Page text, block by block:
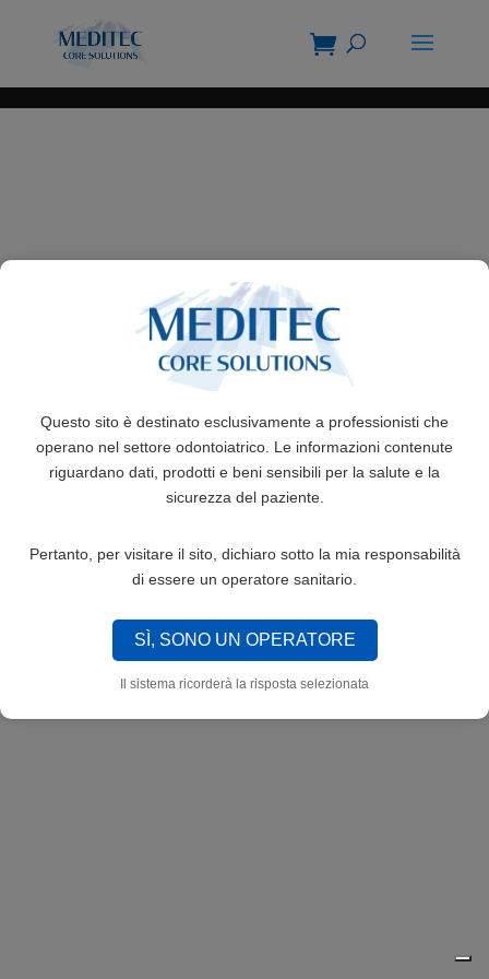
Questo sito è destinato esclusivamente a professionisti che
operano nel settore odontoiatrico. Le informazioni contenute
riguardano dati, prodotti e beni sensibili per la salute e la
sicurezza del paziente.
Pertanto, per visitare il sito, dichiaro sotto la mia responsabilità
di essere un operatore sanitario.
SÌ, SONO UN OPERATORE
Il sistema ricorderà la risposta selezionata